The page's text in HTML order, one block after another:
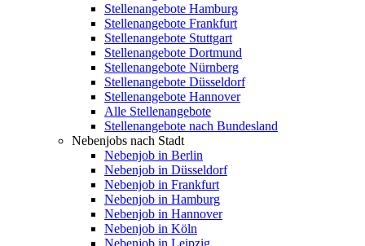
Stellenangebote Hamburg
Stellenangebote Frankfurt
Stellenangebote Stuttgart
Stellenangebote Dortmund
Stellenangebote Nürnberg
Stellenangebote Düsseldorf
Stellenangebote Hannover
Alle Stellenangebote
Stellenangebote nach Bundesland
Nebenjobs nach Stadt
Nebenjob in Berlin
Nebenjob in Düsseldorf
Nebenjob in Frankfurt
Nebenjob in Hamburg
Nebenjob in Hannover
Nebenjob in Köln
Nebenjob in Leipzig